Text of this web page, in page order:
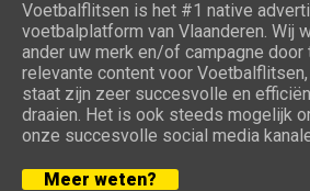
Voetbalflitsen is het #1 native
voetbalplatform van Vlaanderen. Wij
ander uw merk en/of campagne door
relevante content voor
staat zijn zeer succesvolle en
draaien. Het is ook steeds mogelijk
onze succesvolle social media
Meer weten?